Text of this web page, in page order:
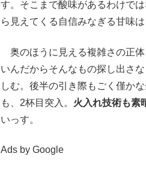
す。そこまで酸味があるわけで
ら見えてくる自信みなぎる甘味
奥のほうに見える複雑さの正体
いんだからそんなもの探し出さ
しむ。後半の引き際もごく僅か
も、2杯目突入。 火入れ技術も素
いっす。
Ads by Google